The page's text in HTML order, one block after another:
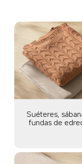
Suéteres,
fundas de